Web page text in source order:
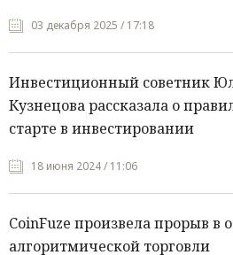
03 декабря 2025 / 17:18
Инвестиционный советник
Кузнецова рассказала о
старте в инвестировании
18 июня 2024 / 11:06
CoinFuze произвела прорыв в
алгоритмической торговли